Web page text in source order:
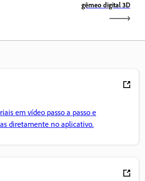
gêmeo digital 3D
em vídeo passo a passo e
diretamente no aplicativo.